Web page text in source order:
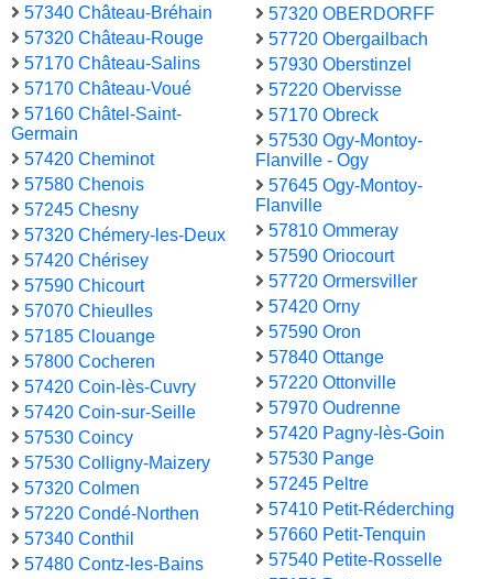
57340 Château-Bréhain
57320 Château-Rouge
57170 Château-Salins
57170 Château-Voué
57160 Châtel-Saint-
Germain
57420 Cheminot
57580 Chenois
57245 Chesny
57320 Chémery-les-Deux
57420 Chérisey
57590 Chicourt
57070 Chieulles
57185 Clouange
57800 Cocheren
57420 Coin-lès-Cuvry
57420 Coin-sur-Seille
57530 Coincy
57530 Colligny-Maizery
57320 Colmen
57220 Condé-Northen
57340 Conthil
57480 Contz-les-Bains
57320 OBERDORFF
57720 Obergailbach
57930 Oberstinzel
57220 Obervisse
57170 Obreck
57530 Ogy-Montoy-
Flanville - Ogy
57645 Ogy-Montoy-
Flanville
57810 Ommeray
57590 Oriocourt
57720 Ormersviller
57420 Orny
57590 Oron
57840 Ottange
57220 Ottonville
57970 Oudrenne
57420 Pagny-lès-Goin
57530 Pange
57245 Peltre
57410 Petit-Réderching
57660 Petit-Tenquin
57540 Petite-Rosselle